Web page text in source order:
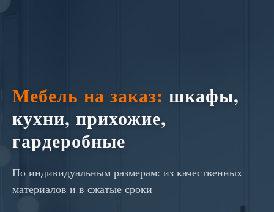
Мебель на заказ: шкафы,
кухни, прихожие,
гардеробные
По индивидуальным размерам: из качественных
материалов и в сжатые сроки